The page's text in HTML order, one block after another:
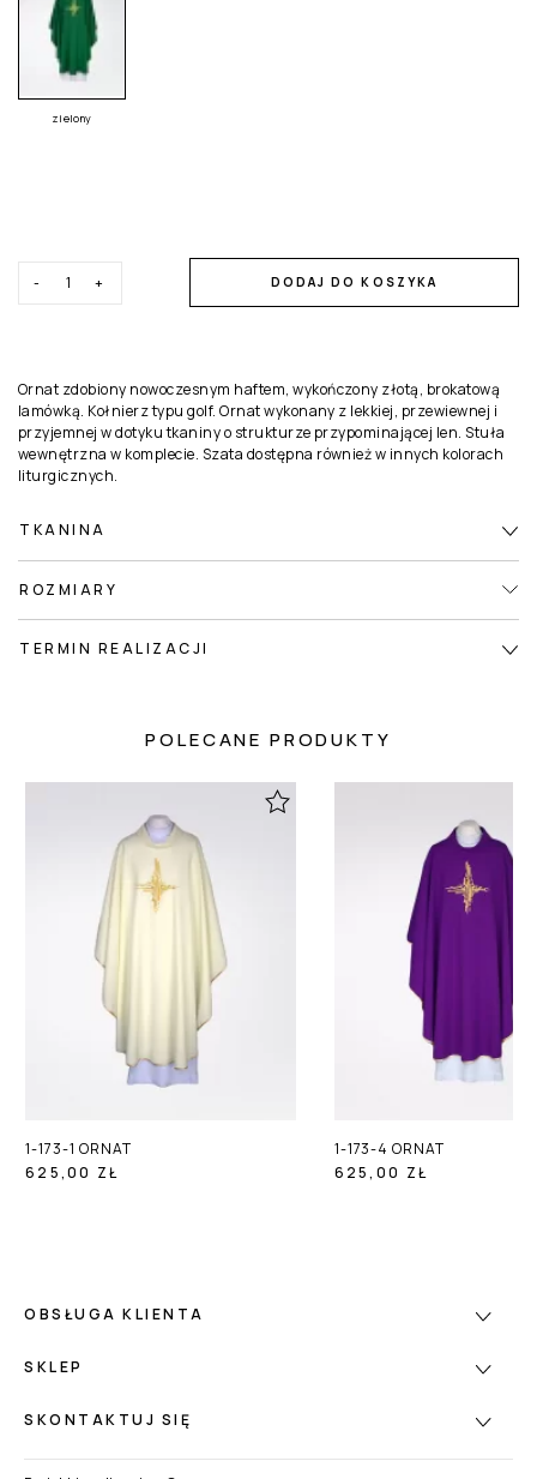
zielony
- + DODAJ DO KOSZYKA
Ornat zdobiony nowoczesnym haftem, wykończony złotą, brokatową
lamówką. Kołnierz typu golf. Ornat wykonany z lekkiej, przewiewnej i
przyjemnej w dotyku tkaniny o strukturze przypominającej len. Stuła
wewnętrzna w komplecie. Szata dostępna również w innych kolorach
liturgicznych.
TKANINA
ROZMIARY
TERMIN REALIZACJI
POLECANE PRODUKTY
1-173-1 ORNAT
625,00 ZŁ
1-173-4 ORNAT
625,00 ZŁ
OBSŁUGA KLIENTA
SKLEP
SKONTAKTUJ SIĘ